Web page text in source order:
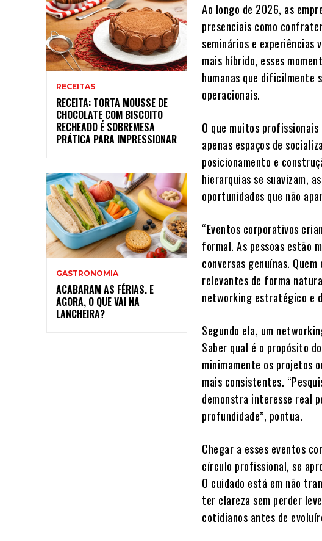
RECEITAS
RECEITA: TORTA MOUSSE DE
CHOCOLATE COM BISCOITO
RECHEADO É SOBREMESA
PRÁTICA PARA IMPRESSIONAR
GASTRONOMIA
ACABARAM AS FÉRIAS. E
AGORA, O QUE VAI NA
LANCHEIRA?
Ao longo de 2026, as
presenciais como
seminários e experiências
mais híbrido, esses
humanas que dificilmente
operacionais.
O que muitos
apenas espaços de
posicionamento e
hierarquias se suavizam,
oportunidades que não
“Eventos corporativos
formal. As pessoas estão
conversas genuínas.
relevantes de forma
networking estratégico e
Segundo ela, um
Saber qual é o propósito
minimamente os projetos
mais consistentes.
demonstra interesse real
profundidade”, pontua.
Chegar a esses eventos
círculo profissional, se
O cuidado está em não
ter clareza sem perder
cotidianos antes de